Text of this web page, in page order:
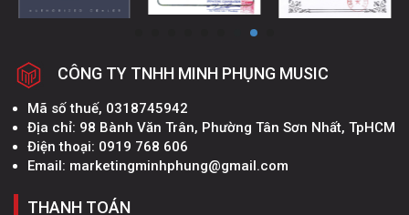
CÔNG TY TNHH MINH PHỤNG MUSIC
Mã số thuế, 0318745942
Địa chỉ: 98 Bành Văn Trân, Phường Tân Sơn Nhất, TpHCM
Điện thoại: 0919 768 606
Email: marketingminhphung@gmail.com
THANH TOÁN